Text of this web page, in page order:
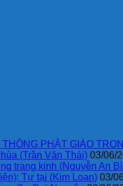
PHẬT GIÁO
(Trần Văn Thái) 03/06/
trang kinh (Nguyễn An
Tự tại (Kim Loan) 03/